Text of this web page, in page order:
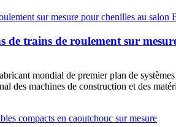
trains de roulement sur
de premier plan de systèmes
des machines de construction et des